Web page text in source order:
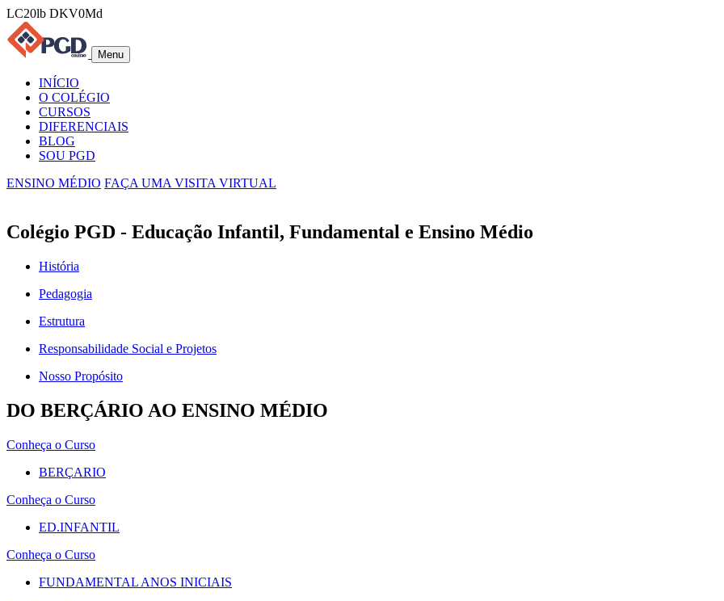
LC20lb DKV0Md
Menu
INÍCIO
O COLÉGIO
CURSOS
DIFERENCIAIS
BLOG
SOU PGD
ENSINO MÉDIO FAÇA UMA VISITA VIRTUAL
Colégio PGD - Educação Infantil, Fundamental e Ensino Médio
História
Pedagogia
Estrutura
Responsabilidade Social e Projetos
Nosso Propósito
DO BERÇÁRIO AO ENSINO MÉDIO
Conheça o Curso
BERÇARIO
Conheça o Curso
ED.INFANTIL
Conheça o Curso
FUNDAMENTAL ANOS INICIAIS